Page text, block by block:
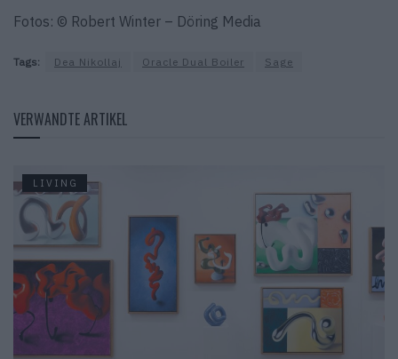
Fotos: © Robert Winter – Döring Media
Tags: Dea Nikollaj Oracle Dual Boiler Sage
VERWANDTE ARTIKEL
LIVING